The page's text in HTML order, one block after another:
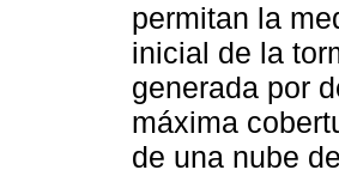
permitan la
inicial de la
generada por
máxima
de una nube